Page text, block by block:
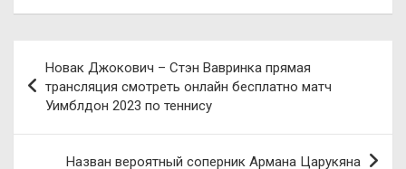
по
записям
Новак Джокович – Стэн Вавринка прямая
трансляция смотреть онлайн бесплатно матч
Уимблдон 2023 по теннису
Назван вероятный соперник Армана Царукяна